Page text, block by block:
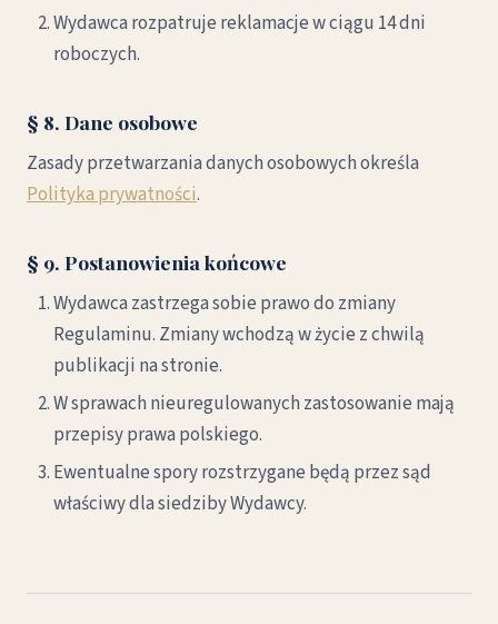
Wydawca rozpatruje reklamacje w ciągu 14 dni
roboczych.
§ 8. Dane osobowe
Zasady przetwarzania danych osobowych określa
Polityka prywatności.
§ 9. Postanowienia końcowe
Wydawca zastrzega sobie prawo do zmiany
Regulaminu. Zmiany wchodzą w życie z chwilą
publikacji na stronie.
W sprawach nieuregulowanych zastosowanie mają
przepisy prawa polskiego.
Ewentualne spory rozstrzygane będą przez sąd
właściwy dla siedziby Wydawcy.